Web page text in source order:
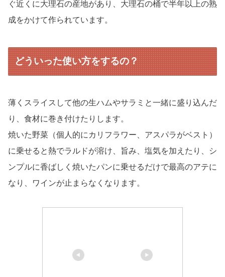
ぐ近くに大理石の産地があり、大理石の桶で半年以上の熟
成をかけて作られています。
どういった使い方をするの？
薄くスライスして他の生ハムやサラミと一緒に盛り込んだ
り、食材に巻き付けたりします。
焼いた野菜（個人的にカリフラワー、アスパラがベスト）
に乗せると熱でラルドが溶け、旨み、塩気を加えたり、シ
ンプルに香ばしく焼いたパンに乗せるだけで最高のアテに
なり、ワインが止まらなくなります。